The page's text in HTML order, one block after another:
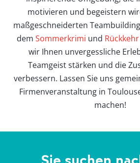
motivieren und begeistern
maßgeschneiderten
dem Sommerkrimi und
wir Ihnen unvergessliche
Teamgeist stärken und die
verbessern. Lassen Sie uns
Firmenveranstaltung in
machen!